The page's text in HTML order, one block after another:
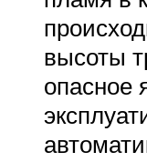
высоты
опасное